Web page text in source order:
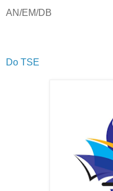
AN/EM/DB
Do TSE